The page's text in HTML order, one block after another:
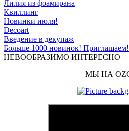
Лилия из фоамирана
Квиллинг
Новинки июля!
Decoart
Введение в декупаж
Больше 1000 новинок! Приглашаем!
НЕВООБРАЗИМО ИНТЕРЕСНО
МЫ НА